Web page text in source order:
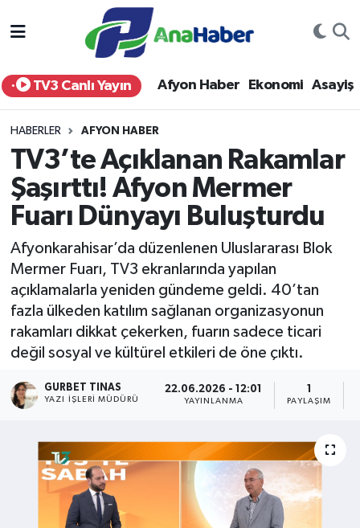
TV3 Canlı Yayın Afyon Haber Ekonomi Asayiş
HABERLER AFYON HABER
TV3’te Açıklanan Rakamlar
Şaşırttı! Afyon Mermer
Fuarı Dünyayı Buluşturdu
Afyonkarahisar’da düzenlenen Uluslararası Blok
Mermer Fuarı, TV3 ekranlarında yapılan
açıklamalarla yeniden gündeme geldi. 40’tan
fazla ülkeden katılım sağlanan organizasyonun
rakamları dikkat çekerken, fuarın sadece ticari
değil sosyal ve kültürel etkileri de öne çıktı.
GURBET TINAS
YAZI İŞLERI MÜDÜRÜ
22.06.2026 - 12:01
YAYINLANMA PAYLAŞIM
Yurt Haber
Afyon Haber
Siyaset
Spor
Eğitim
Sağlık
Teknoloji
Kültür - Sanat
Afyonkarahisar Nöbetçi Eczaneler
Afyonkarahisar Hava Durumu
Afyonkarahisar Trafik Yoğunluk Haritası
Süper Lig Puan Durumu ve Fikstür
Tüm Manşetler
Son Dakika Haberleri
Haber Arşivi